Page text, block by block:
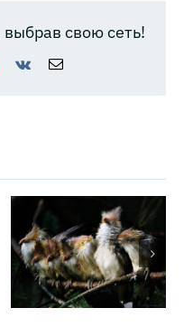
свою сеть!
Vk Email
Техника PSDM:
как решать
сложные
проблемы